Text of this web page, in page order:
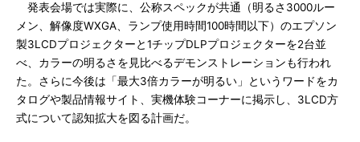
発表会場では実際に、公称スペックが共通（明るさ3000ルー
メン、解像度WXGA、ランプ使用時間100時間以下）のエプソン
製3LCDプロジェクターと1チップDLPプロジェクターを2台並
べ、カラーの明るさを見比べるデモンストレーションも行われ
た。さらに今後は「最大3倍カラーが明るい」というワードをカ
タログや製品情報サイト、実機体験コーナーに掲示し、3LCD方
式について認知拡大を図る計画だ。